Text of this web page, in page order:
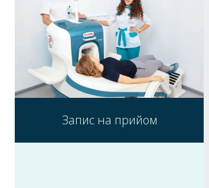
Запис на прийом